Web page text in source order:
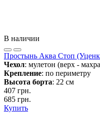
В наличии
Простынь Аква Стоп
Чехол: мулетон (верх -
Крепление: по периметру
Высота борта: 22 см
407 грн.
685 грн.
Купить